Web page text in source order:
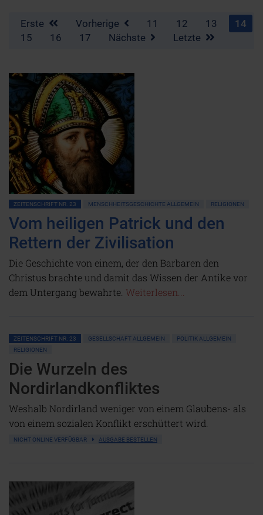
Erste Vorherige 11 12 13
14
15
16 17 Nächste Letzte
ZEITENSCHRIFT NR. 23 MENSCHHEITSGESCHICHTE ALLGEMEIN RELIGIONEN
Vom heiligen Patrick und den
Rettern der Zivilisation
Die Geschichte von einem, der den Barbaren den
Christus brachte und damit das Wissen der Antike vor
dem Untergang bewahrte. Weiterlesen...
ZEITENSCHRIFT NR. 23 GESELLSCHAFT ALLGEMEIN
POLITIK ALLGEMEIN
RELIGIONEN
Die Wurzeln des
Nordirlandkonfliktes
Weshalb Nordirland weniger von einem Glaubens- als
von einem sozialen Konflikt erschüttert wird.
NICHT ONLINE VERFÜGBAR AUSGABE BESTELLEN